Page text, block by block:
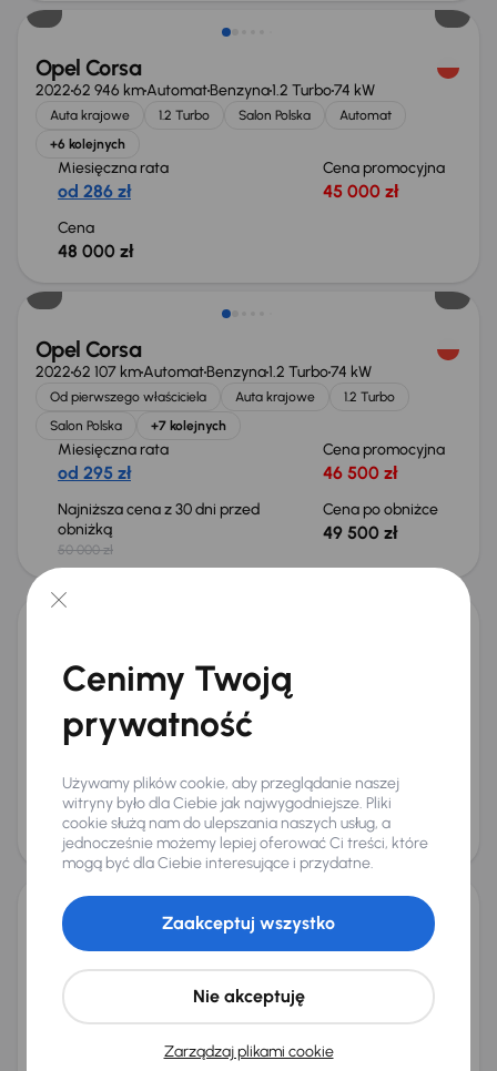
Opel Corsa
202262 946 kmAutomatBenzyna1.2 Turbo74 kW
Auta krajowe 1.2 Turbo Salon Polska
Automat
+6 kolejnych
Miesięczna rata
od 286 zł
Cena promocyjna
45 000 zł
Cena
48 000 zł
Taniej o 500 zł
Opel Corsa
202262 107 kmAutomatBenzyna1.2 Turbo74 kW
Od pierwszego właściciela Auta krajowe
1.2 Turbo
Salon Polska
+7 kolejnych
Miesięczna rata
od 295 zł
Cena promocyjna
46 500 zł
Najniższa cena z 30 dni przed
obniżką
50 000 zł
Cena po obniżce
49 500 zł
Możliwość odliczenia VAT
202276 821 kmAutomat Benzyna1.2 Turbo
1.2 Turbo Salon Polska
+5 kolejnych
od 286 zł 45 000 zł
Cena
48 000 zł
Taniej o 1 000 zł
Opel Corsa
143 250 kmBenzyna1.4 Turbo74 kW
Auta krajowe
+1 kolejnych
27 000 zł
Cenimy Twoją
prywatność
Używamy plików cookie, aby przeglądanie naszej
witryny było dla Ciebie jak najwygodniejsze. Pliki
cookie służą nam do ulepszania naszych usług, a
jednocześnie możemy lepiej oferować Ci treści, które
mogą być dla Ciebie interesujące i przydatne.
Zarządzaj plikami cookie
Nie akceptuję
Zaakceptuj wszystko